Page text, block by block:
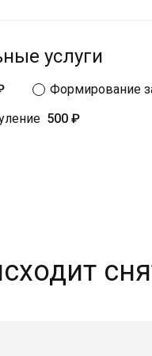
услуги
Формирование
500 ₽